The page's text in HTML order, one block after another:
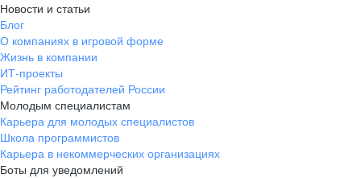
Новости и статьи
Блог
О компаниях в игровой форме
Жизнь в компании
ИТ-проекты
Рейтинг работодателей России
Молодым специалистам
Карьера для молодых специалистов
Школа программистов
Карьера в некоммерческих организациях
Боты для уведомлений